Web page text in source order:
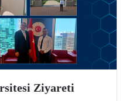
Ziyareti